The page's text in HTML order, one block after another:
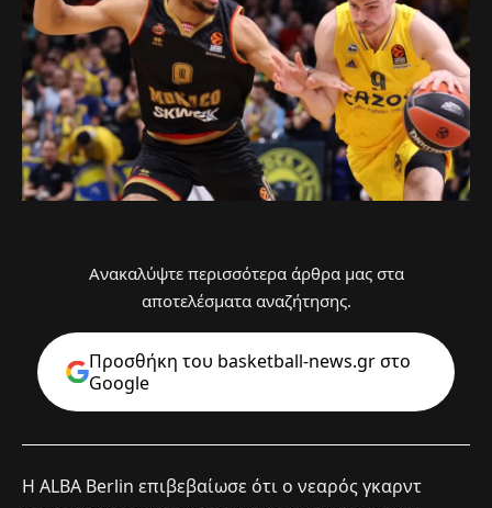
Ανακαλύψτε περισσότερα άρθρα μας στα
αποτελέσματα αναζήτησης.
Προσθήκη του basketball-news.gr στo
Google
Η ALBA Berlin επιβεβαίωσε ότι ο νεαρός γκαρντ